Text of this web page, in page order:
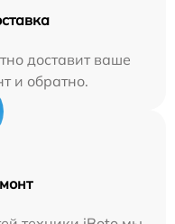
доставит ваше
и обратно.